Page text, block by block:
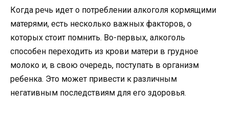
Когда речь идет о потреблении алкоголя кормящими
матерями, есть несколько важных факторов, о
которых стоит помнить. Во-первых, алкоголь
способен переходить из крови матери в грудное
молоко и, в свою очередь, поступать в организм
ребенка. Это может привести к различным
негативным последствиям для его здоровья.